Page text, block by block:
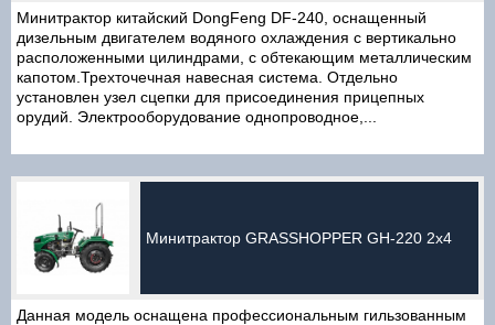
Минитрактор китайский DongFeng DF-240, оснащенный
дизельным двигателем водяного охлаждения с вертикально
расположенными цилиндрами, с обтекающим металлическим
капотом.Трехточечная навесная система. Отдельно
установлен узел сцепки для присоединения прицепных
орудий. Электрооборудование однопроводное,...
Минитрактор GRASSHOPPER GH-220 2x4
Данная модель оснащена профессиональным гильзованным